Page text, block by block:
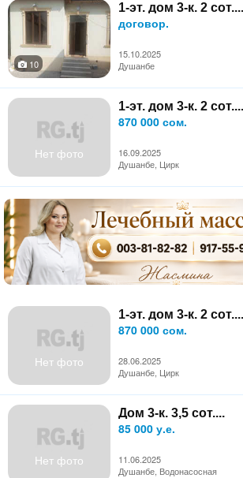
1-эт. дом 3-к. 2 сот....
договор.
15.10.2025
10
Душанбе
Нет фото
1-эт. дом 3-к. 2 сот....
870 000 сом.
16.09.2025
Душанбе, Цирк
Нет фото
1-эт. дом 3-к. 2 сот....
870 000 сом.
28.06.2025
Душанбе, Цирк
Нет фото
Дом 3-к. 3,5 сот....
85 000 у.е.
11.06.2025
Душанбе, Водонасосная